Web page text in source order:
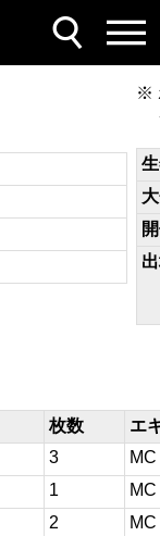
枚数
エ
3
MC
1
MC
2
MC